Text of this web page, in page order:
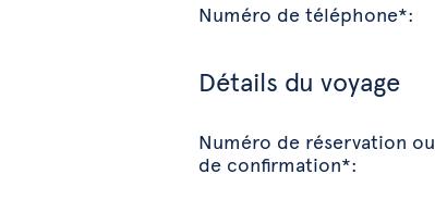
Numéro de téléphone*:
Détails du voyage
Numéro de réservation ou
de confirmation*: